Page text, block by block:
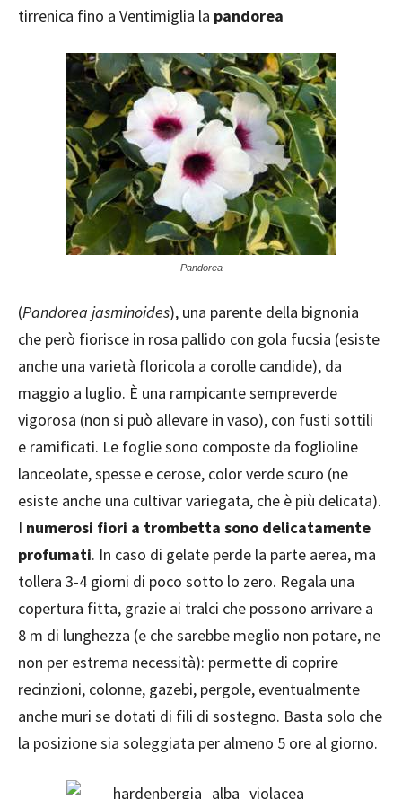
tirrenica fino a Ventimiglia la pandorea
Pandorea
(Pandorea jasminoides), una parente della bignonia
che però fiorisce in rosa pallido con gola fucsia (esiste
anche una varietà floricola a corolle candide), da
maggio a luglio. È una rampicante sempreverde
vigorosa (non si può allevare in vaso), con fusti sottili
e ramificati. Le foglie sono composte da foglioline
lanceolate, spesse e cerose, color verde scuro (ne
esiste anche una cultivar variegata, che è più delicata).
I numerosi fiori a trombetta sono delicatamente
profumati. In caso di gelate perde la parte aerea, ma
tollera 3-4 giorni di poco sotto lo zero. Regala una
copertura fitta, grazie ai tralci che possono arrivare a
8 m di lunghezza (e che sarebbe meglio non potare, ne
non per estrema necessità): permette di coprire
recinzioni, colonne, gazebi, pergole, eventualmente
anche muri se dotati di fili di sostegno. Basta solo che
la posizione sia soleggiata per almeno 5 ore al giorno.